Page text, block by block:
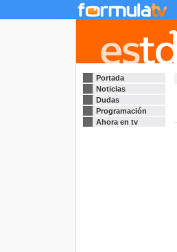
Portada
Noticias
Dudas
Programación
Ahora en tv